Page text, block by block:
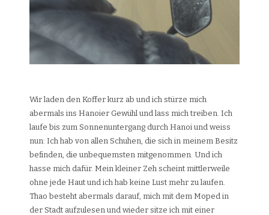
Wir laden den Koffer kurz ab und ich stürze mich
abermals ins Hanoier Gewühl und lass mich treiben. Ich
laufe bis zum Sonnenuntergang durch Hanoi und weiss
nun: Ich hab von allen Schuhen, die sich in meinem Besitz
befinden, die unbequemsten mitgenommen. Und ich
hasse mich dafür. Mein kleiner Zeh scheint mittlerweile
ohne jede Haut und ich hab keine Lust mehr zu laufen.
Thao besteht abermals darauf, mich mit dem Moped in
der Stadt aufzulesen und wieder sitze ich mit einer